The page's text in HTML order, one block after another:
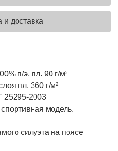
и доставка
п/э, пл. 90 г/м²
пл. 360 г/м²
25295-2003
модель.
силуэта на поясе